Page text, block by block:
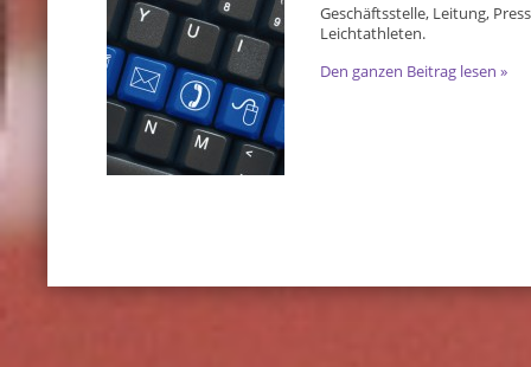
Geschäftsstelle, Leitung,
Leichtathleten.
Den ganzen Beitrag lesen »